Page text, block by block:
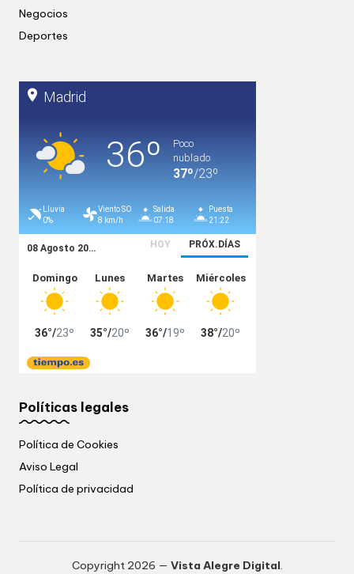
Negocios
Deportes
Políticas legales
Política de Cookies
Aviso Legal
Política de privacidad
Copyright 2026 — Vista Alegre Digital.